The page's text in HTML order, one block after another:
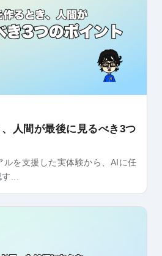
人間が最後に見るべき3つ
を支援した実体験から、AIに任
...